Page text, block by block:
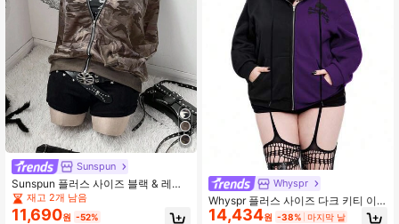
Sunspun
Sunspun 플러스 사이즈 블랙 & 레드
스트라이프 사선 숄더 아일렛 레이스
루즈 스웨트셔츠
재고 2개 남음
11,690원 -52%
Whyspr
Whyspr 플러스 사이즈 다크 키티 이
어 스웨트셔츠 재킷, 해골 프린트 컬러
14,434원 -38% 마지막 날